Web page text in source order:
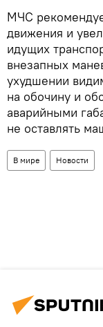
МЧС
движения и
идущих
внезапных
ухудшении
на обочину и
аварийными
не оставлять
В мире Новости